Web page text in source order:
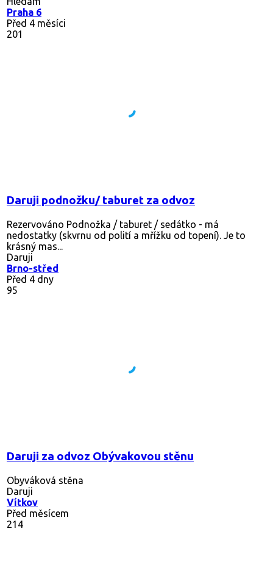
Praha 6
Před 4 měsíci
201
Daruji podnožku/ taburet za odvoz
Rezervováno Podnožka / taburet / sedátko - má
nedostatky (skvrnu od polití a mřížku od topení). Je to
krásný mas...
Daruji
Brno-střed
Před 4 dny
95
Daruji za odvoz Obývakovou stěnu
Obyváková stěna
Daruji
Vítkov
Před měsícem
214